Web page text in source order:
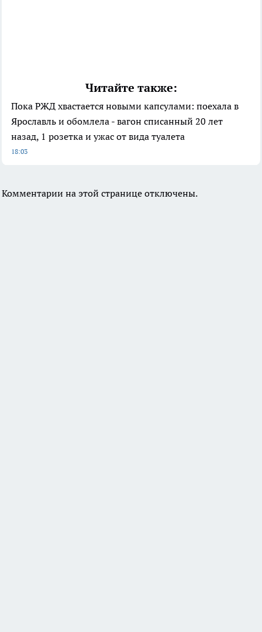
Читайте также:
Пока РЖД хвастается новыми капсулами: поехала в
Ярославль и обомлела - вагон списанный 20 лет
назад, 1 розетка и ужас от вида туалета
18:03
Комментарии на этой странице отключены.